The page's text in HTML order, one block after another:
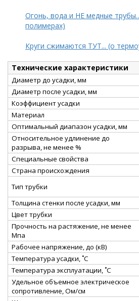
Огонь, вода и НЕ медные
полимерах)
Круги сжимаются ТУТ... (о
Технические характеристики
Диаметр до усадки, мм
Диаметр после усадки, мм
Коэффициент усадки
Материал
Оптимальный диапазон усадки, мм
Относительное удлинение до
разрыва, не менее %
Специальные свойства
Страна происхождения
Тип трубки
Толщина стенки после усадки, мм
Цвет трубки
Прочность на растяжение, не менее
Мпа
Рабочее напряжение, до (кВ)
Температура усадки, ˚С
Температура эксплуатации, ˚С
Удельное объемное электрическое
сопротивление, Ом/см